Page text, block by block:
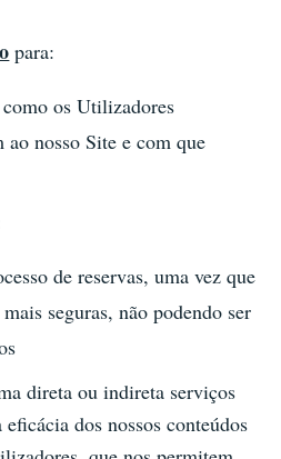
para:
os Utilizadores
nosso Site e com que
de reservas, uma vez que
seguras, não podendo ser
direta ou indireta serviços
dos nossos conteúdos